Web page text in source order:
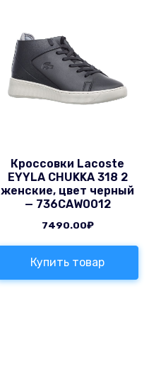
Кроссовки Lacoste
EYYLA CHUKKA 318 2
женские, цвет черный
— 736CAW0012
7490.00₽
Купить товар